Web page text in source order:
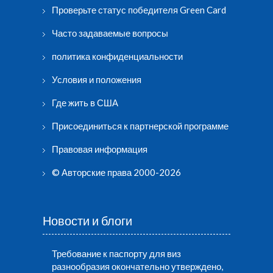
Проверьте статус победителя Green Card
Часто задаваемые вопросы
политика конфиденциальности
Условия и положения
Где жить в США
Присоединиться к партнерской программе
Правовая информация
© Авторские права 2000-2026
Новости и блоги
Требование к паспорту для виз
разнообразия окончательно утверждено,